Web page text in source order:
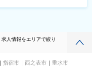
人情報をエリアで絞り
指宿市 西之表市
垂水市